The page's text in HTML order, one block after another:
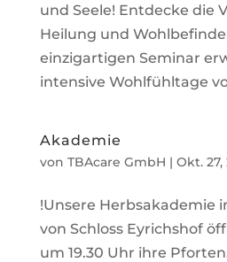
und Seele! Entdecke die
Heilung und
einzigartigen Seminar
intensive Wohlfühltage
Akademie
von TBAcare GmbH | Okt. 27,
!Unsere Herbsakademie
von Schloss Eyrichshof
um 19.30 Uhr ihre